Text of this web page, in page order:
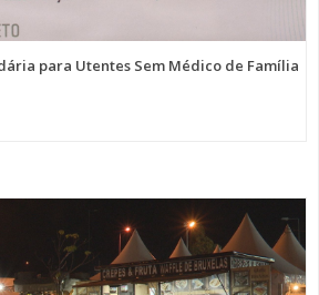
para Utentes Sem Médico de Família